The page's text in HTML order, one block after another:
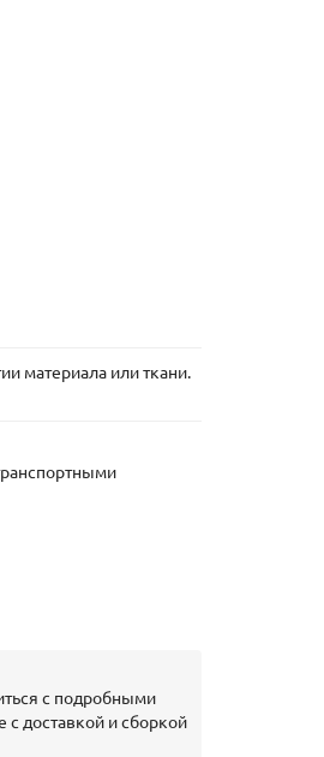
материала или ткани.
с подробными
с доставкой и сборкой